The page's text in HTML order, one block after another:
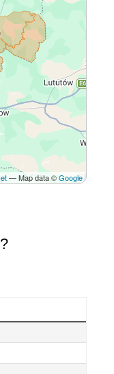
— Map data ©Google